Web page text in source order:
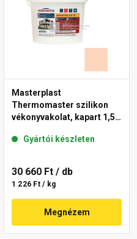
Masterplast
Thermomaster szilikon
vékonyvakolat, kapart 1,5
Gyártói készleten
30 660 Ft / db
1 226 Ft / kg
Megnézem